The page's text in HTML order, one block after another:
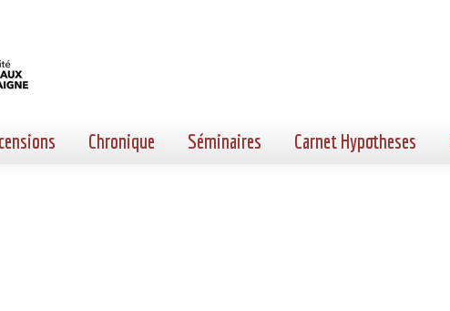
Chronique Séminaires Carnet Hypotheses